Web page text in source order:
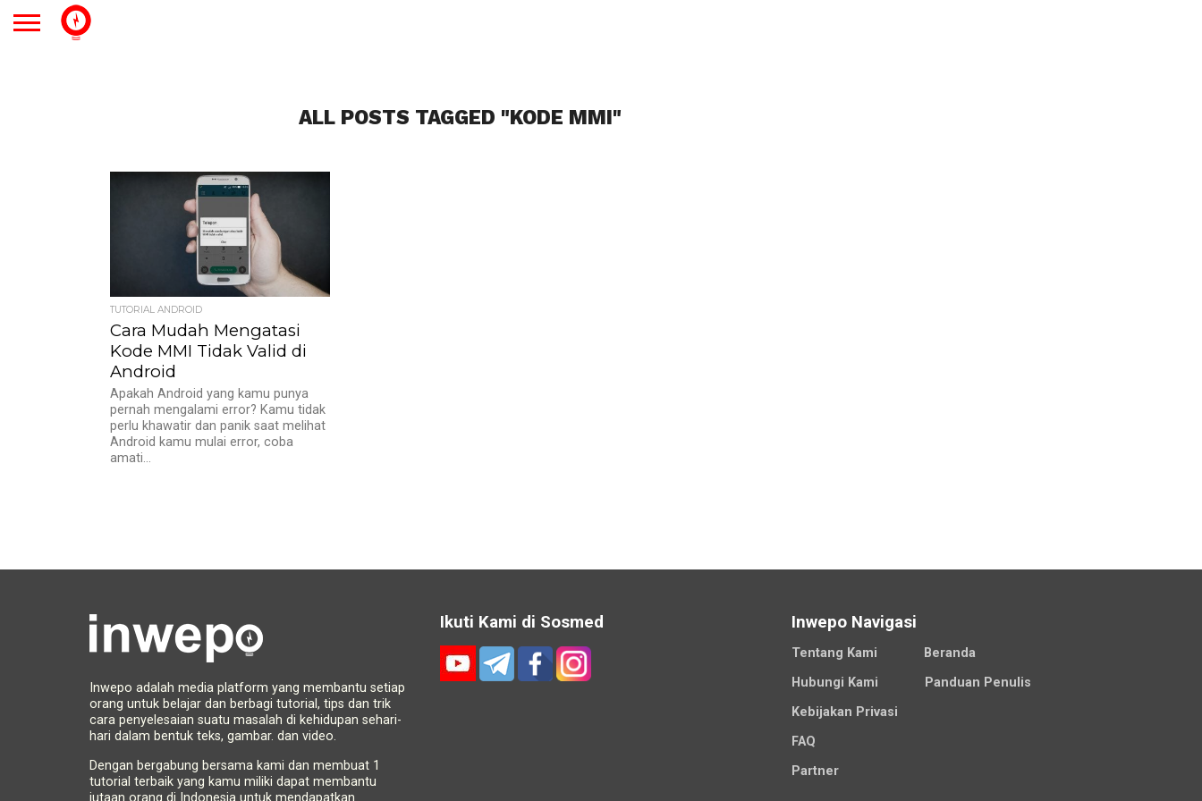
ALL POSTS TAGGED "KODE MMI"
TUTORIAL ANDROID
Cara Mudah Mengatasi
Kode MMI Tidak Valid di
Android
Apakah Android yang kamu punya
pernah mengalami error? Kamu tidak
perlu khawatir dan panik saat melihat
Android kamu mulai error, coba
amati...
Inwepo adalah media platform yang membantu setiap
orang untuk belajar dan berbagi tutorial, tips dan trik
cara penyelesaian suatu masalah di kehidupan sehari-
hari dalam bentuk teks, gambar. dan video.
Dengan bergabung bersama kami dan membuat 1
tutorial terbaik yang kamu miliki dapat membantu
jutaan orang di Indonesia untuk mendapatkan
Ikuti Kami di Sosmed Inwepo Navigasi
Tentang Kami
Beranda
Hubungi Kami
Panduan Penulis
Kebijakan Privasi
FAQ
Partner